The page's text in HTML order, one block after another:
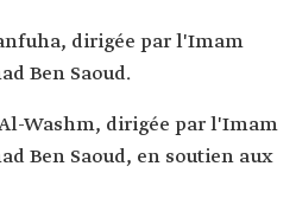
dirigée par l'Imam
Ben Saoud.
Washm, dirigée par l'Imam
Ben Saoud, en soutien aux